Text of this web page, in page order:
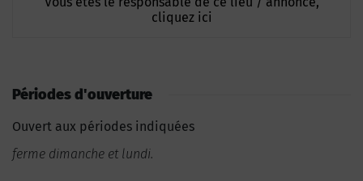
cliquez ici
Périodes d'ouverture
Ouvert aux périodes indiquées
ferme dimanche et lundi.